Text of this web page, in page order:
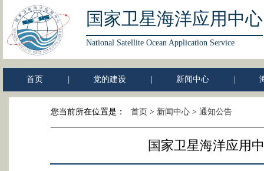
国家卫星海洋应用中心
National Satellite Ocean Application Service
首页 党的建设 新闻中心
您当前所在位置是： 首页 > 新闻中心> 通知公告
国家卫星海洋应用